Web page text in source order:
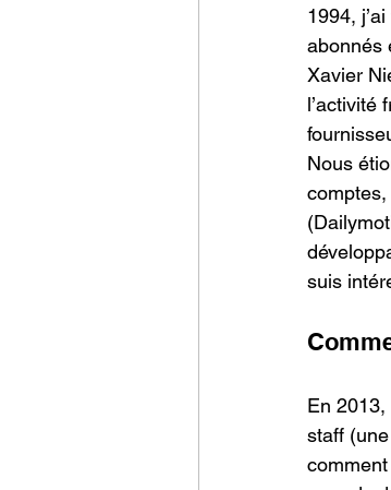
1994,
abonnés
Xavier
l’activité
Nous
suis
En
staff